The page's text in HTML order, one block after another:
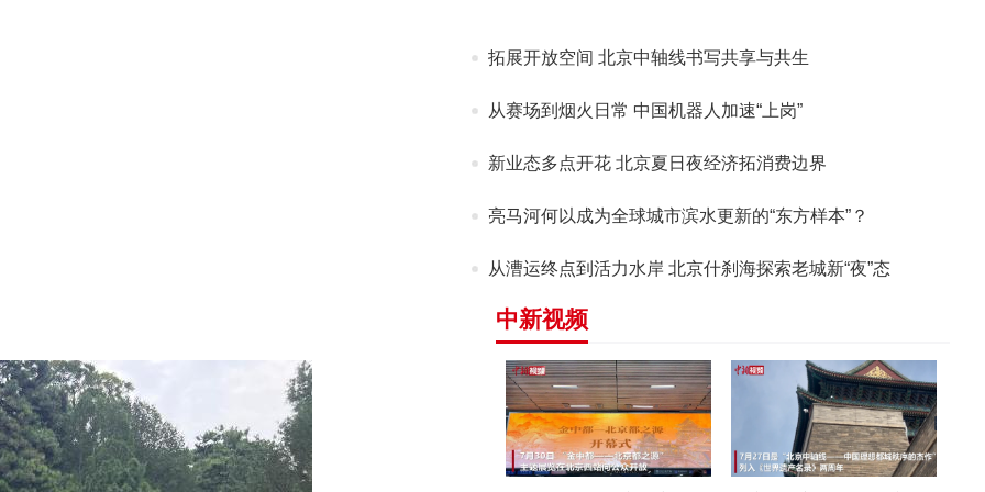
拓展开放空间 北京中轴线书写共享与共生
从赛场到烟火日常 中国机器人加速“上岗”
新业态多点开花 北京夏日夜经济拓消费边界
亮马河何以成为全球城市滨水更新的“东方样本”？
从漕运终点到活力水岸 北京什刹海探索老城新“夜”态
中新视频